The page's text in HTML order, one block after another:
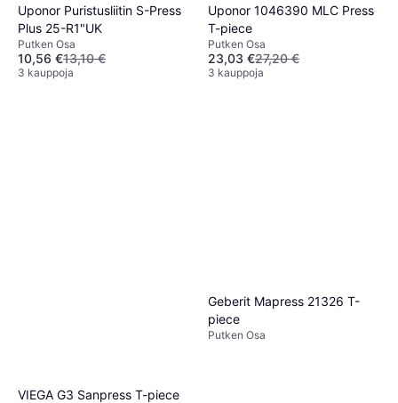
Uponor Puristusliitin S-Press
Plus 25-R1"UK
Putken Osa
10,56 €13,10 €
3 kauppoja
Uponor 1046390 MLC Press
T-piece
Putken Osa
23,03 €27,20 €
3 kauppoja
VIEGA G3 Sanpress T-piece
Geberit Mapress 21326 T-
piece
Putken Osa